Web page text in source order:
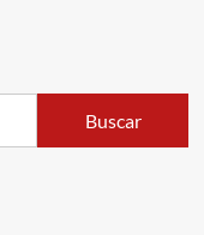
Buscar